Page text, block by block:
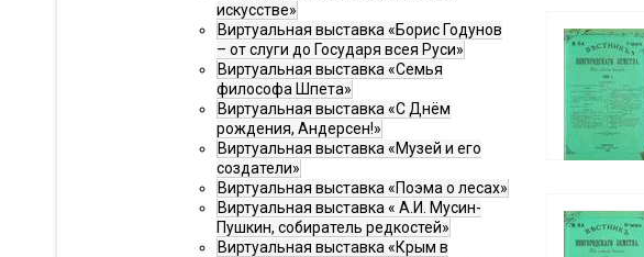
искусстве»
Виртуальная выставка «Борис Годунов
– от слуги до Государя всея Руси»
Виртуальная выставка «Семья
философа Шпета»
Виртуальная выставка «С Днём
рождения, Андерсен!»
Виртуальная выставка «Музей и его
создатели»
Виртуальная выставка «Поэма о лесах»
Виртуальная выставка « А.И. Мусин-
Пушкин, собиратель редкостей»
Виртуальная выставка «Крым в